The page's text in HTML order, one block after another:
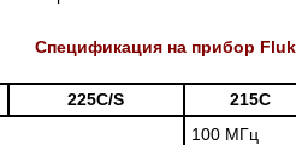
Спецификация на прибор
225C/S 215C
100 МГц